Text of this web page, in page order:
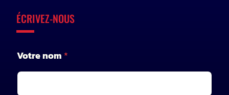
ÉCRIVEZ-NOUS
Votre nom *